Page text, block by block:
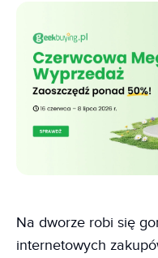
Na dworze robi się
internetowych